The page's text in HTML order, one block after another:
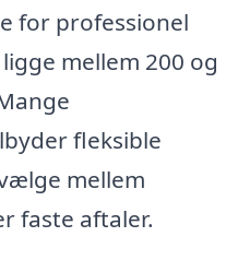
for professionel
mellem 200 og
fleksible
mellem
faste aftaler.